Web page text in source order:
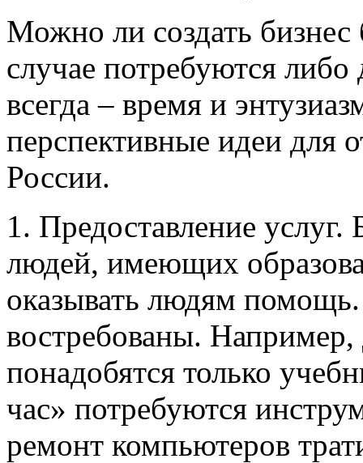
Можно ли создать
случае потребуются
всегда – время и
перспективные идеи для
России.
1. Предоставление
людей, имеющих
оказывать людям
востребованы. Например,
понадобятся только
час» потребуются
ремонт компьютеров